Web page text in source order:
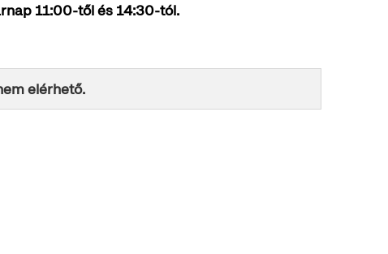
11:00-től és 14:30-tól.
elérhető.